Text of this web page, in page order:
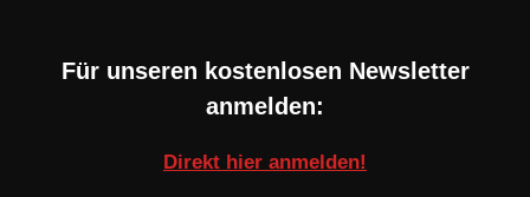
Für unseren kostenlosen Newsletter
anmelden:
Direkt hier anmelden!